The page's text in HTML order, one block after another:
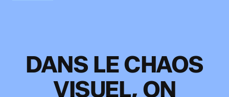
DANS LECHAOS
VISUEL, ON